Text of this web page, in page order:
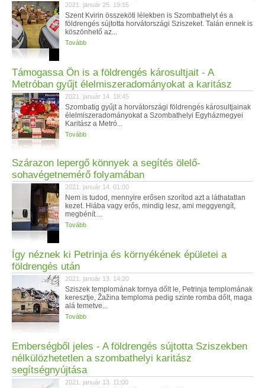
2021. január 25. 19:15
Szent Kvirin összeköti lélekben is Szombathelyt és a
földrengés sújtotta horvátországi Sziszeket. Talán ennek is
köszönhető az...
Tovább
Támogassa Ön is a földrengés károsultjait - A
Metróban gyűjt élelmiszeradományokat a karitász
2021. január 14. 18:45
Szombatig gyűjt a horvátországi földrengés károsultjainak
élelmiszeradományokat a Szombathelyi Egyházmegyei
Karitász a Metró...
Tovább
Szárazon lepergő könnyek a segítés ölelő-
sohavégetnemérő folyamában
2021. január 14. 01:00
Nem is tudod, mennyire erősen szorítod azt a láthatatlan
kezet. Hiába vagy erős, mindig lesz, ami meggyengít,
megbénít....
Tovább
Így néznek ki Petrinja és környékének épületei a
földrengés után
2021. január 13. 14:20
Sziszek templomának tornya dőlt le, Petrinja templomának
keresztje, Žažina temploma pedig szinte romba dőlt, maga
alá temetve...
Tovább
Emberségből jeles - A földrengés sújtotta Sziszekben
nélkülözhetetlen a szombathelyi karitász
segítségnyújtása
2021. január 13. 11:00